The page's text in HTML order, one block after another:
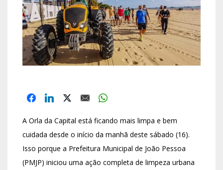
A Orla da Capital está ficando mais limpa e bem
cuidada desde o início da manhã deste sábado (16).
Isso porque a Prefeitura Municipal de João Pessoa
(PMJP) iniciou uma ação completa de limpeza urbana